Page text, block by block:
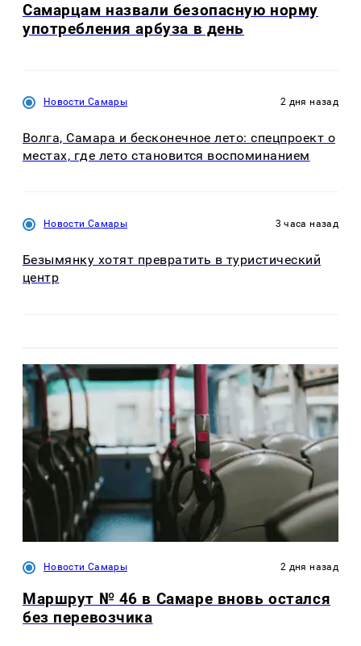
Самарцам назвали безопасную норму
употребления арбуза в день
Новости Самары 2 дня назад
Волга, Самара и бесконечное лето: спецпроект о
местах, где лето становится воспоминанием
Новости Самары 3 часа назад
Безымянку хотят превратить в туристический
центр
Новости Самары 2 дня назад
Маршрут № 46 в Самаре вновь остался
без перевозчика